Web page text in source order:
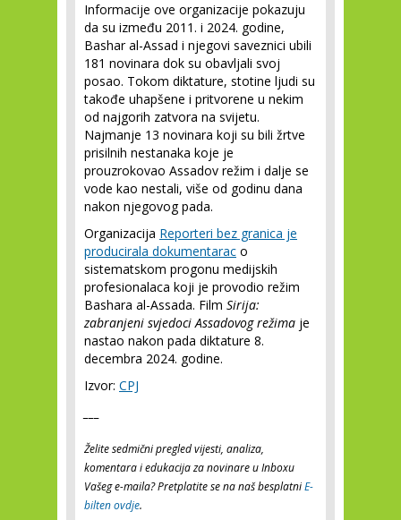
Informacije ove organizacije pokazuju
da su između 2011. i 2024. godine,
Bashar al-Assad i njegovi saveznici ubili
181 novinara dok su obavljali svoj
posao. Tokom diktature, stotine ljudi su
takođe uhapšene i pritvorene u nekim
od najgorih zatvora na svijetu.
Najmanje 13 novinara koji su bili žrtve
prisilnih nestanaka koje je
prouzrokovao Assadov režim i dalje se
vode kao nestali, više od godinu dana
nakon njegovog pada.
Organizacija Reporteri bez granica je
producirala dokumentarac o
sistematskom progonu medijskih
profesionalaca koji je provodio režim
Bashara al-Assada. Film Sirija:
zabranjeni svjedoci Assadovog režima je
nastao nakon pada diktature 8.
decembra 2024. godine.
Izvor: CPJ
Želite sedmični pregled vijesti, analiza,
komentara i edukacija za novinare u Inboxu
Vašeg e-maila? Pretplatite se na naš besplatniE-
bilten ovdje.